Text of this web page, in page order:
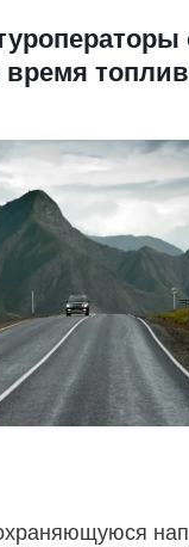
время